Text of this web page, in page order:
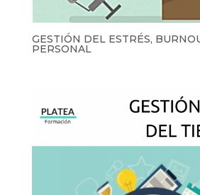
GESTIÓN DEL ESTRÉS,
PERSONAL